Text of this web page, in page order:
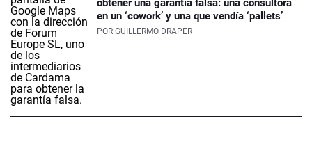
obtener una garantía falsa: una consultora
en un ‘cowork’ y una que vendía ‘pallets’
POR GUILLERMO DRAPER